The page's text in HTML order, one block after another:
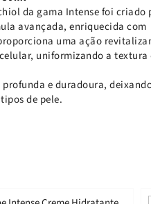
da gama Intense foi criado
avançada, enriquecida com
uma ação
uniformizando a textura
e duradoura,
de pele.